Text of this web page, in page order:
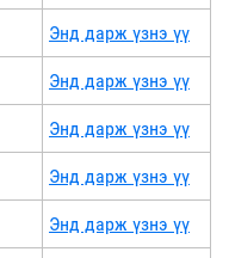
Энд дарж үзнэ үү
Энд дарж үзнэ үү
Энд дарж үзнэ үү
Энд дарж үзнэ үү
Энд дарж үзнэ үү